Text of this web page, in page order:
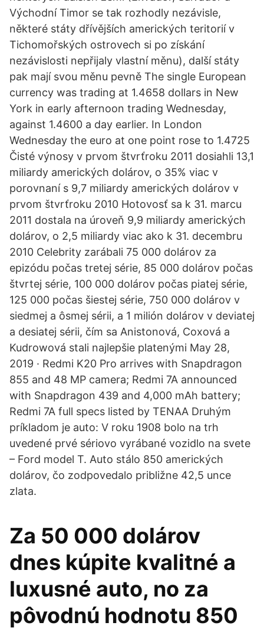
Východní Timor se tak rozhodly nezávisle,
některé státy dřívějších amerických teritorií v
Tichomořských ostrovech si po získání
nezávislosti nepřijaly vlastní měnu), další státy
pak mají svou měnu pevně The single European
currency was trading at 1.4658 dollars in New
York in early afternoon trading Wednesday,
against 1.4600 a day earlier. In London
Wednesday the euro at one point rose to 1.4725
Čisté výnosy v prvom štvrťroku 2011 dosiahli 13,1
miliardy amerických dolárov, o 35% viac v
porovnaní s 9,7 miliardy amerických dolárov v
prvom štvrťroku 2010 Hotovosť sa k 31. marcu
2011 dostala na úroveň 9,9 miliardy amerických
dolárov, o 2,5 miliardy viac ako k 31. decembru
2010 Celebrity zarábali 75 000 dolárov za
epizódu počas tretej série, 85 000 dolárov počas
štvrtej série, 100 000 dolárov počas piatej série,
125 000 počas šiestej série, 750 000 dolárov v
siedmej a ôsmej sérii, a 1 milión dolárov v deviatej
a desiatej sérii, čím sa Anistonová, Coxová a
Kudrowová stali najlepšie platenými May 28,
2019 · Redmi K20 Pro arrives with Snapdragon
855 and 48 MP camera; Redmi 7A announced
with Snapdragon 439 and 4,000 mAh battery;
Redmi 7A full specs listed by TENAA Druhým
príkladom je auto: V roku 1908 bolo na trh
uvedené prvé sériovo vyrábané vozidlo na svete
– Ford model T. Auto stálo 850 amerických
dolárov, čo zodpovedalo približne 42,5 unce
zlata.
Za 50 000 dolárov
dnes kúpite kvalitné a
luxusné auto, no za
pôvodnú hodnotu 850